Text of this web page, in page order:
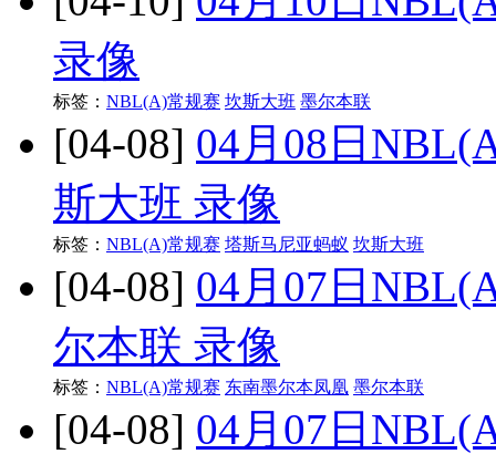
录像
标签： NBL(A)常规赛 坎斯大班 墨尔本联
[04-08] 04月08日
斯大班 录像
标签： NBL(A)常规赛 塔斯马尼亚蚂蚁 坎斯大班
[04-08] 04月07日
尔本联 录像
标签： NBL(A)常规赛 东南墨尔本凤凰 墨尔本联
[04-08] 04月07日